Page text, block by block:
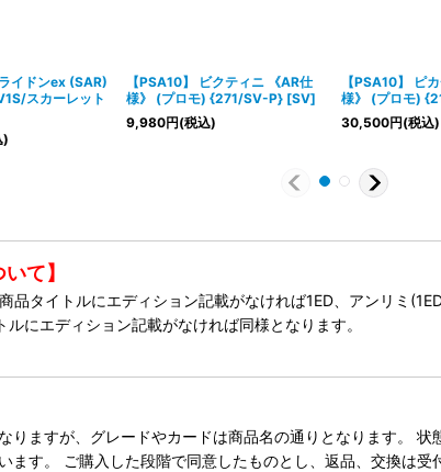
イドンex (SAR)
スカーレット
)
【PSA10】 ビクティニ 《AR仕
様》 (プロモ) {271/SV-P} [SV]
9,980円(税込)
【PSA10】 ピ
様》 (プロモ)
30,500円(税込)
て】
タイトルにエディション記載がなければ1ED、アンリミ
にエディション記載がなければ同様となります。
りますが、グレードやカードは商品名の通りとなります。
ます。 ご購入した段階で同意したものとし、返品、交換は受